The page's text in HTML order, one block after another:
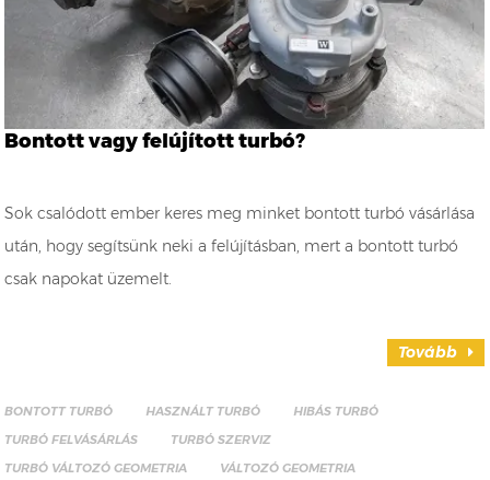
Bontott vagy felújított turbó?
Sok csalódott ember keres meg minket bontott turbó vásárlása
után, hogy segítsünk neki a felújításban, mert a bontott turbó
csak napokat üzemelt.
Tovább
BONTOTT TURBÓ HASZNÁLT TURBÓ
HIBÁS TURBÓ
TURBÓ FELVÁSÁRLÁS
TURBÓ SZERVIZ
TURBÓ VÁLTOZÓ GEOMETRIA
VÁLTOZÓ GEOMETRIA